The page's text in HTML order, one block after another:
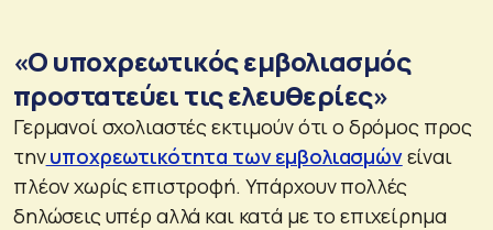
«Ο υποχρεωτικός εμβολιασμός
προστατεύει τις ελευθερίες»
Γερμανοί σχολιαστές εκτιμούν ότι ο δρόμος προς
τηνυποχρεωτικότητα των εμβολιασμώνείναι
πλέον χωρίς επιστροφή. Υπάρχουν πολλές
δηλώσεις υπέρ αλλά και κατά με το επιχείρημα